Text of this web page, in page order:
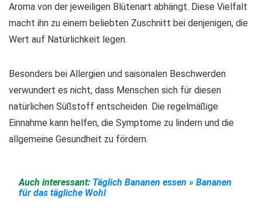
Aroma von der jeweiligen Blütenart abhängt. Diese Vielfalt
macht ihn zu einem beliebten Zuschnitt bei denjenigen, die
Wert auf Natürlichkeit legen.
Besonders bei Allergien und saisonalen Beschwerden
verwundert es nicht, dass Menschen sich für diesen
natürlichen Süßstoff entscheiden. Die regelmäßige
Einnahme kann helfen, die Symptome zu lindern und die
allgemeine Gesundheit zu fördern.
Auch interessant: Täglich Bananen essen » Bananen
für das tägliche Wohl